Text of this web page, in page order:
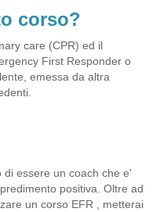
corso?
care (CPR) ed il
First Responder o
emessa da altra
essere un coach che e'
positiva. Oltre ad
un corso EFR , metterai